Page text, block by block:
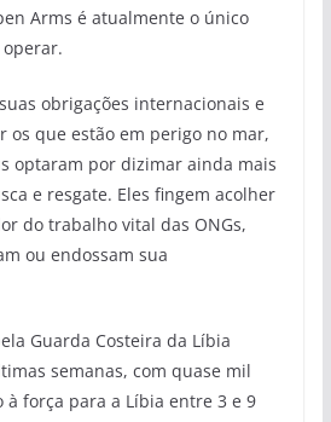
Arms é atualmente o único
obrigações internacionais e
os que estão em perigo no mar,
optaram por dizimar ainda mais
e resgate. Eles fingem acolher
do trabalho vital das ONGs,
ou endossam sua
Guarda Costeira da Líbia
semanas, com quase mil
à força para a Líbia entre 3 e 9